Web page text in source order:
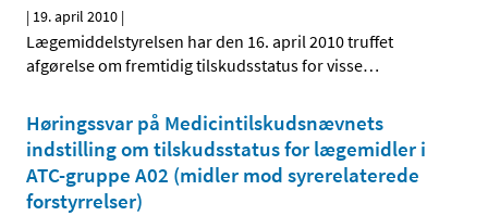
| 19. april 2010 |
Lægemiddelstyrelsen har den 16. april 2010 truffet
afgørelse om fremtidig tilskudsstatus for visse…
Høringssvar på Medicintilskudsnævnets
indstilling om tilskudsstatus for lægemidler i
ATC-gruppe A02 (midler mod syrerelaterede
forstyrrelser)